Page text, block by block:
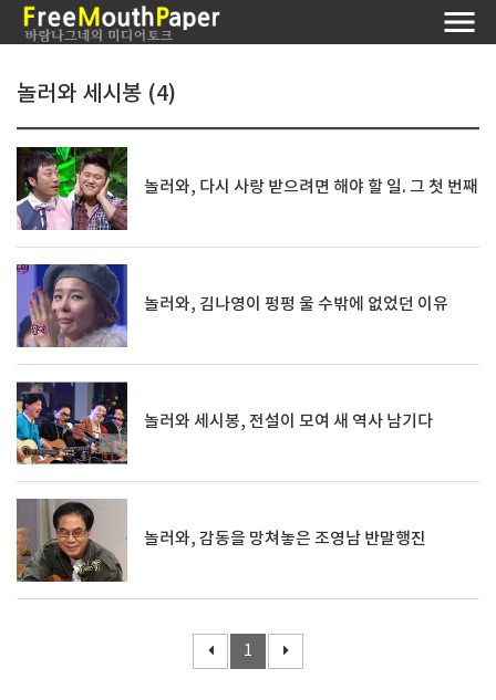
놀러와 세시봉 (4)
놀러와, 다시 사랑 받으려면 해야 할 일. 그 첫 번째
놀러와, 김나영이 펑펑 울 수밖에 없었던 이유
놀러와 세시봉, 전설이 모여 새 역사 남기다
놀러와, 감동을 망쳐놓은 조영남 반말행진
1